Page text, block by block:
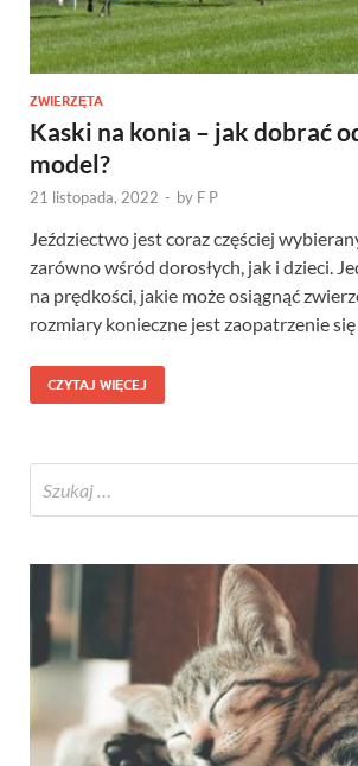
ZWIERZĘTA
Kaski na konia – jak dobrać
model?
21 listopada, 2022 - by F P
Jeździectwo jest coraz częściej
zarówno wśród dorosłych, jak i dzieci.
na prędkości, jakie może osiągnąć
rozmiary konieczne jest zaopatrzenie
CZYTAJ WIĘCEJ